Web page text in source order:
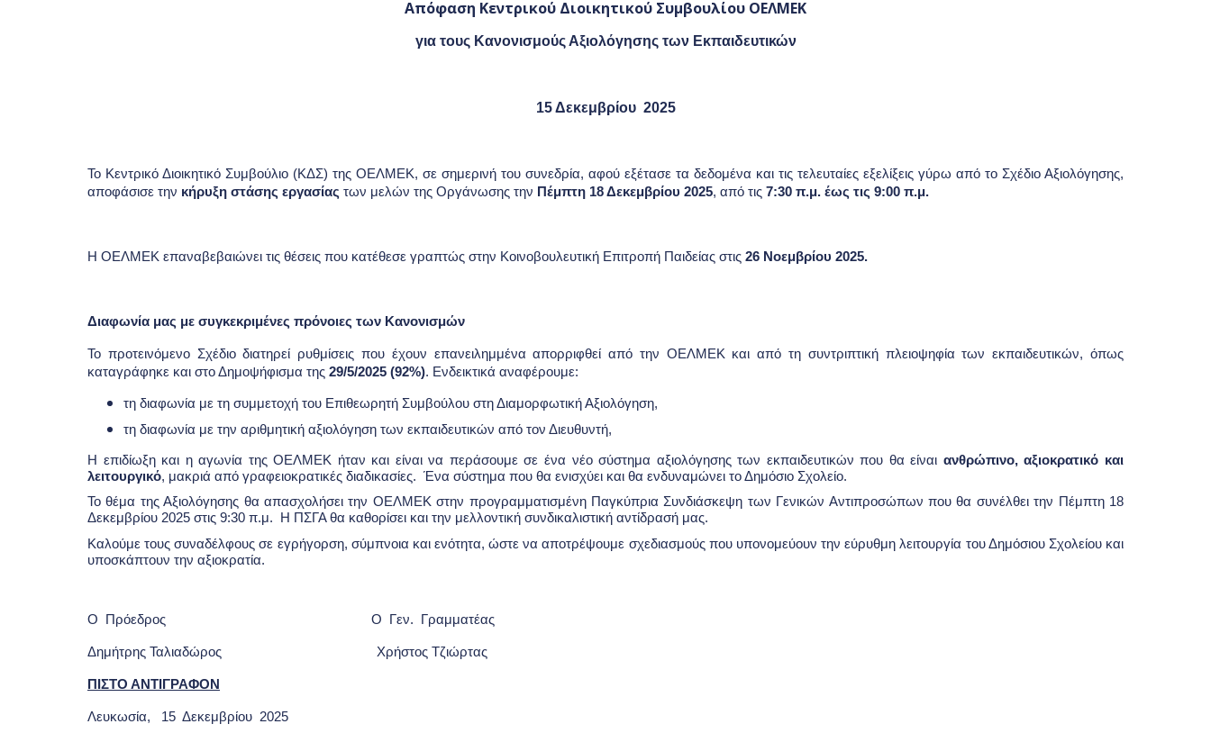
Απόφαση Κεντρικού Διοικητικού Συμβουλίου ΟΕΛΜΕΚ
για τους Κανονισμούς Αξιολόγησης των Εκπαιδευτικών
15 Δεκεμβρίου 2025
Το Κεντρικό Διοικητικό Συμβούλιο (ΚΔΣ) της ΟΕΛΜΕΚ, σε σημερινή του συνεδρία, αφού εξέτασε τα δεδομένα και τις τελευταίες εξελίξεις γύρω από το Σχέδιο Αξιολόγησης,
αποφάσισε την κήρυξη στάσης εργασίας των μελών της Οργάνωσης την Πέμπτη 18 Δεκεμβρίου 2025, από τις 7:30 π.μ. έως τις 9:00 π.μ.
Η ΟΕΛΜΕΚ επαναβεβαιώνει τις θέσεις που κατέθεσε γραπτώς στην Κοινοβουλευτική Επιτροπή Παιδείας στις 26 Νοεμβρίου 2025.
Διαφωνία μας με συγκεκριμένες πρόνοιες των Κανονισμών
Το προτεινόμενο Σχέδιο διατηρεί ρυθμίσεις που έχουν επανειλημμένα απορριφθεί από την ΟΕΛΜΕΚ και από τη συντριπτική πλειοψηφία των εκπαιδευτικών, όπως
καταγράφηκε και στο Δημοψήφισμα της 29/5/2025 (92%). Ενδεικτικά αναφέρουμε:
τη διαφωνία με τη συμμετοχή του Επιθεωρητή Συμβούλου στη Διαμορφωτική Αξιολόγηση,
τη διαφωνία με την αριθμητική αξιολόγηση των εκπαιδευτικών από τον Διευθυντή,
Η επιδίωξη και η αγωνία της ΟΕΛΜΕΚ ήταν και είναι να περάσουμε σε ένα νέο σύστημα αξιολόγησης των εκπαιδευτικών που θα είναι ανθρώπινο, αξιοκρατικό και
λειτουργικό, μακριά από γραφειοκρατικές διαδικασίες. Ένα σύστημα που θα ενισχύει και θα ενδυναμώνει το Δημόσιο Σχολείο.
Το θέμα της Αξιολόγησης θα απασχολήσει την ΟΕΛΜΕΚ στην προγραμματισμένη Παγκύπρια Συνδιάσκεψη των Γενικών Αντιπροσώπων που θα συνέλθει την Πέμπτη 18
Δεκεμβρίου 2025 στις 9:30 π.μ. Η ΠΣΓΑ θα καθορίσει και την μελλοντική συνδικαλιστική αντίδρασή μας.
Καλούμε τους συναδέλφους σε εγρήγορση, σύμπνοια και ενότητα, ώστε να αποτρέψουμε σχεδιασμούς που υπονομεύουν την εύρυθμη λειτουργία του Δημόσιου Σχολείου και
υποσκάπτουν την αξιοκρατία.
Ο Πρόεδρος Ο Γεν. Γραμματέας
Δημήτρης Ταλιαδώρος Χρήστος Τζιώρτας
ΠΙΣΤΟ ΑΝΤΙΓΡΑΦΟΝ
Λευκωσία, 15 Δεκεμβρίου 2025